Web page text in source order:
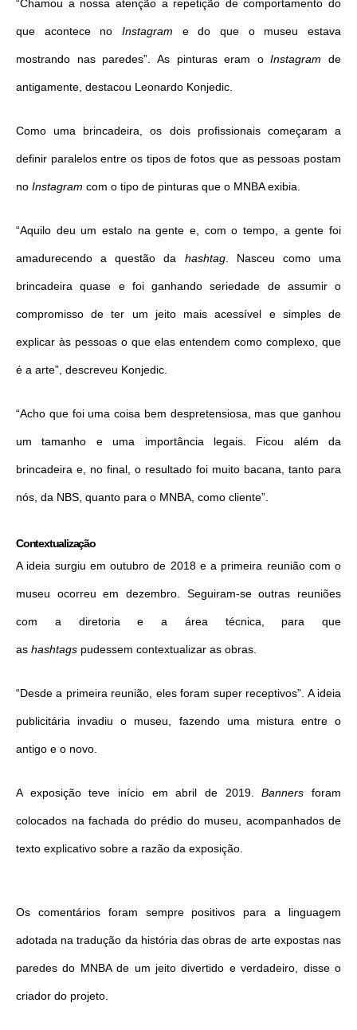
“Chamou a nossa atenção a repetição de comportamento do
que acontece no Instagram e do que o museu estava
mostrando nas paredes”. As pinturas eram oInstagram de
antigamente, destacou Leonardo Konjedic.
Como uma brincadeira, os dois profissionais começaram a
definir paralelos entre os tipos de fotos que as pessoas postam
no Instagram com o tipo de pinturas que o MNBA exibia.
“Aquilo deu um estalo na gente e, com o tempo, a gente foi
amadurecendo a questão da hashtag. Nasceu como uma
brincadeira quase e foi ganhando seriedade de assumir o
compromisso deter um jeito mais acessível e simples de
explicar às pessoas o que elas entendem como complexo, que
é a arte”, descreveu Konjedic.
“Acho que foi uma coisa bem despretensiosa, mas que ganhou
um tamanho e uma importância legais. Ficou além da
brincadeira e, no final, o resultado foi muito bacana, tanto para
nós, da NBS, quanto para o MNBA, como cliente”.
Contextualização
A ideia surgiu em outubro de 2018 e a primeira reunião com o
museu ocorreu em dezembro. Seguiram-se outras reuniões
com a diretoria e a área técnica, para que
as hashtags pudessem contextualizar as obras.
“Desde a primeira reunião, eles foram super receptivos”. A ideia
publicitária invadiu o museu, fazendo uma mistura entre o
antigo e o novo.
A exposição teve início em abril de 2019.Banners foram
colocados na fachada do prédio do museu, acompanhados de
texto explicativo sobre a razão da exposição.
Os comentários foram sempre positivos para a linguagem
adotada na tradução da história das obras de arte expostas nas
paredes do MNBA de um jeito divertido e verdadeiro, disse o
criador do projeto.